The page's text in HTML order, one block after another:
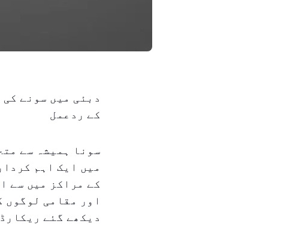
دبئی میں سونے
کے ردعمل
سونا ہمیشہ سے
میں ایک اہم
کے مراکز میں سے
اور مقامی لوگوں
دیکھے گئے